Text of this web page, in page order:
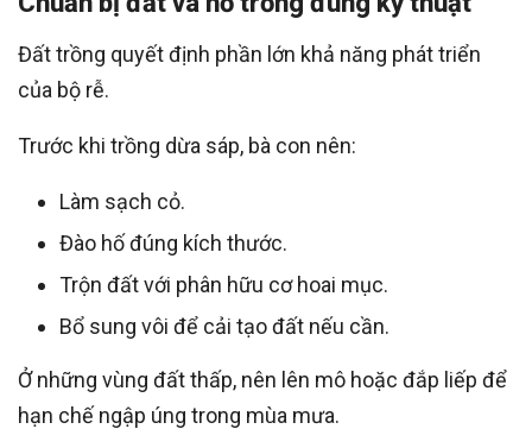
Đất trồng quyết định phần lớn khả năng phát triển
của bộ rễ.
Trước khi trồng dừa sáp, bà con nên:
Làm sạch cỏ.
Đào hố đúng kích thước.
Trộn đất với phân hữu cơ hoai mục.
Bổ sung vôi để cải tạo đất nếu cần.
Ở những vùng đất thấp, nên lên mô hoặc đắp liếp để
hạn chế ngập úng trong mùa mưa.